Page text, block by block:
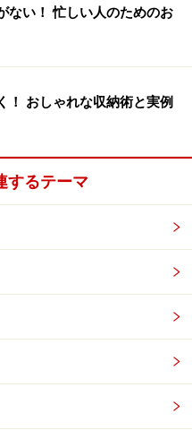
ない！ 忙しい人のためのお
！ おしゃれな収納術と実例
するテーマ